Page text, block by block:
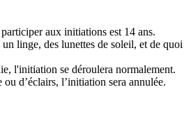
aux initiations est 14 ans.
linge, des lunettes de soleil, et de quoi
l'initiation se déroulera normalement.
d’éclairs, l’initiation sera annulée.